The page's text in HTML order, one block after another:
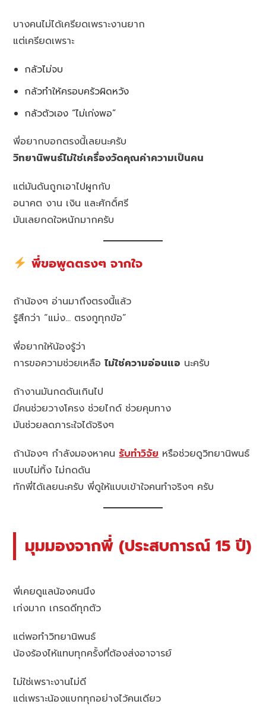
บางคนไม่ได้เครียดเพราะงานยาก
แต่เครียดเพราะ
กลัวไม่จบ
กลัวทำให้ครอบครัวผิดหวัง
กลัวตัวเอง “ไม่เก่งพอ”
พี่อยากบอกตรงนี้เลยนะครับ
วิทยานิพนธ์ไม่ใช่เครื่องวัดคุณค่าความเป็นคน
แต่มันดันถูกเอาไปผูกกับ
อนาคต งาน เงิน และศักดิ์ศรี
มันเลยกดใจหนักมากครับ
พี่ขอพูดตรงๆ จากใจ
ถ้าน้องๆ อ่านมาถึงตรงนี้แล้ว
รู้สึกว่า “แม่ง… ตรงกูทุกข้อ”
พี่อยากให้น้องรู้ว่า
การขอความช่วยเหลือไม่ใช่ความอ่อนแอ นะครับ
ถ้างานมันกดดันเกินไป
มีคนช่วยวางโครง ช่วยไกด์ ช่วยคุมทาง
มันช่วยลดภาระใจได้จริงๆ
ถ้าน้องๆ กำลังมองหาคน รับทำวิจัย หรือช่วยดูวิทยานิพนธ์
แบบไม่ทิ้ง ไม่กดดัน
ทักพี่ได้เลยนะครับ พี่ดูให้แบบเข้าใจคนทำจริงๆ ครับ
มุมมองจากพี่ (ประสบการณ์ 15 ปี)
พี่เคยดูแลน้องคนนึง
เก่งมาก เกรดดีทุกตัว
แต่พอทำวิทยานิพนธ์
น้องร้องไห้แทบทุกครั้งที่ต้องส่งอาจารย์
ไม่ใช่เพราะงานไม่ดี
แต่เพราะน้องแบกทุกอย่างไว้คนเดียว